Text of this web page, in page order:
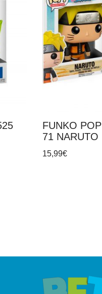
FUNKO
71 NARUTO
15,99€